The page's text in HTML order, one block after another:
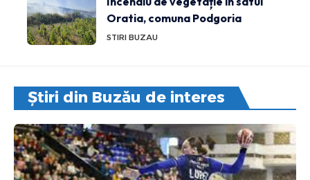
Oratia, comuna Podgoria
STIRI BUZAU
Știri din Buzău de interes